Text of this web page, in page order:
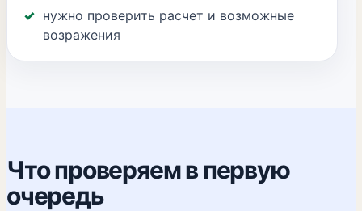
нужно проверить расчет и возможные
возражения
Что проверяем в первую
очередь